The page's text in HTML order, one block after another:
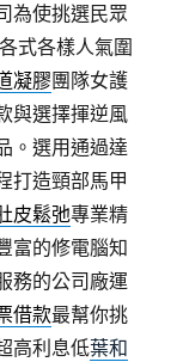
為使挑選民眾
式各樣人氣圍
凝膠團隊女護
與選擇揮逆風
。選用通過達
打造頸部馬甲
皮鬆弛專業精
富的修電腦知
務的公司廠運
借款最幫你挑
高利息低葉和